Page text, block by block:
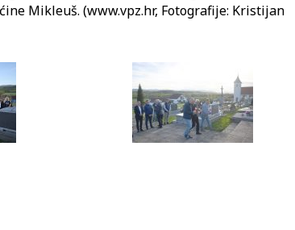
Mikleuš. (www.vpz.hr, Fotografije: Kristijan